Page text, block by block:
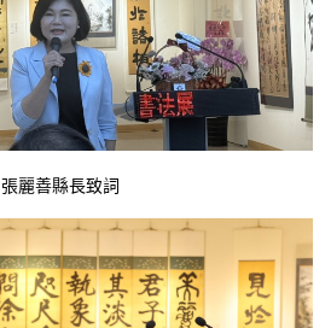
張麗善縣長致詞